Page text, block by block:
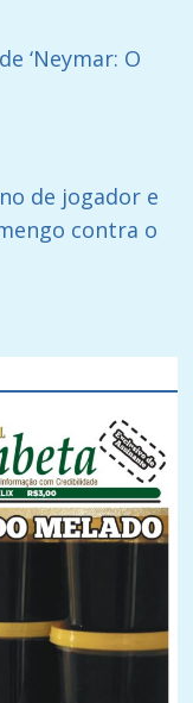
‘Neymar: O
de jogador e
contra o